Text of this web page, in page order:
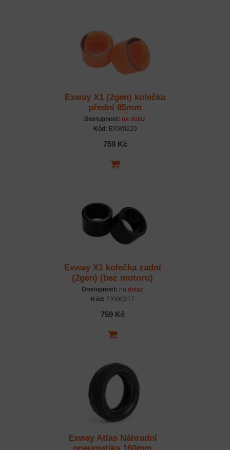
Exway X1 (2gen) kolečka
přední 85mm
ORANŽOVÉ - pár
Dostupnost: na dotaz
Kód: EXW0220
759 Kč
Exway X1 kolečka zadní
(2gen) (bez motoru)
85mm ČERNÁ - pár
Dostupnost: na dotaz
Kód: EXW0217
759 Kč
Exway Atlas Náhradní